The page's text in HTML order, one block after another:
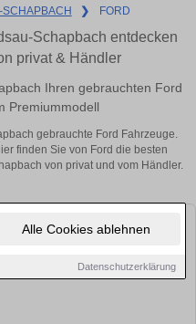
Alle Cookies ablehnen
Datenschutzerklärung
❯ FORD
Schapbach entdecken
privat & Händler
Ihren gebrauchten Ford
Premiummodell
gebrauchte Ford Fahrzeuge.
finden Sie von Ford die besten
von privat und vom Händler.